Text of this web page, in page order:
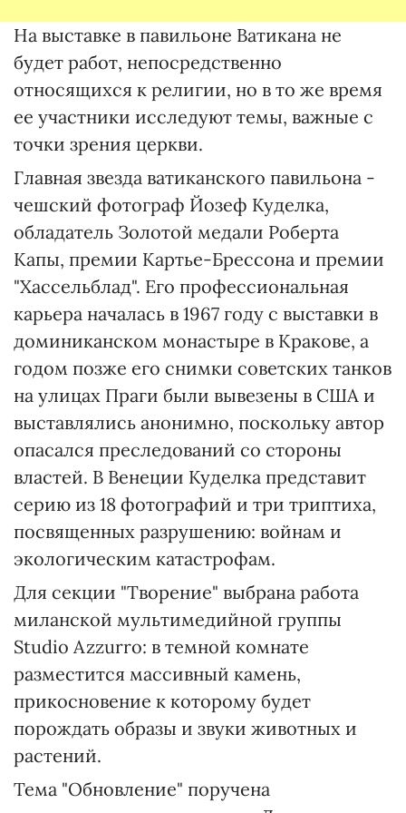
На выставке в павильоне Ватикана не
будет работ, непосредственно
относящихся к религии, но в то же время
ее участники исследуют темы, важные с
точки зрения церкви.
Главная звезда ватиканского павильона -
чешский фотограф Йозеф Куделка,
обладатель Золотой медали Роберта
Капы, премии Картье-Брессона и премии
"Хассельблад". Его профессиональная
карьера началась в 1967 году с выставки в
доминиканском монастыре в Кракове, а
годом позже его снимки советских танков
на улицах Праги были вывезены в США и
выставлялись анонимно, поскольку автор
опасался преследований со стороны
властей. В Венеции Куделка представит
серию из 18 фотографий и три триптиха,
посвященных разрушению: войнам и
экологическим катастрофам.
Для секции "Творение" выбрана работа
миланской мультимедийной группы
Studio Azzurro: в темной комнате
разместится массивный камень,
прикосновение к которому будет
порождать образы и звуки животных и
растений.
Тема "Обновление" поручена